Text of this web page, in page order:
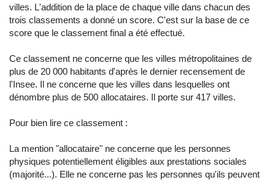
villes. L'addition de la place de chaque ville dans chacun des
trois classements a donné un score. C'est sur la base de ce
score que le classement final a été effectué.
Ce classement ne concerne que les villes métropolitaines de
plus de 20 000 habitants d'après le dernier recensement de
l'Insee. Il ne concerne que les villes dans lesquelles ont
dénombre plus de 500 allocataires. Il porte sur 417 villes.
Pour bien lire ce classement :
La mention "allocataire" ne concerne que les personnes
physiques potentiellement éligibles aux prestations sociales
(majorité...). Elle ne concerne pas les personnes qu'ils peuvent